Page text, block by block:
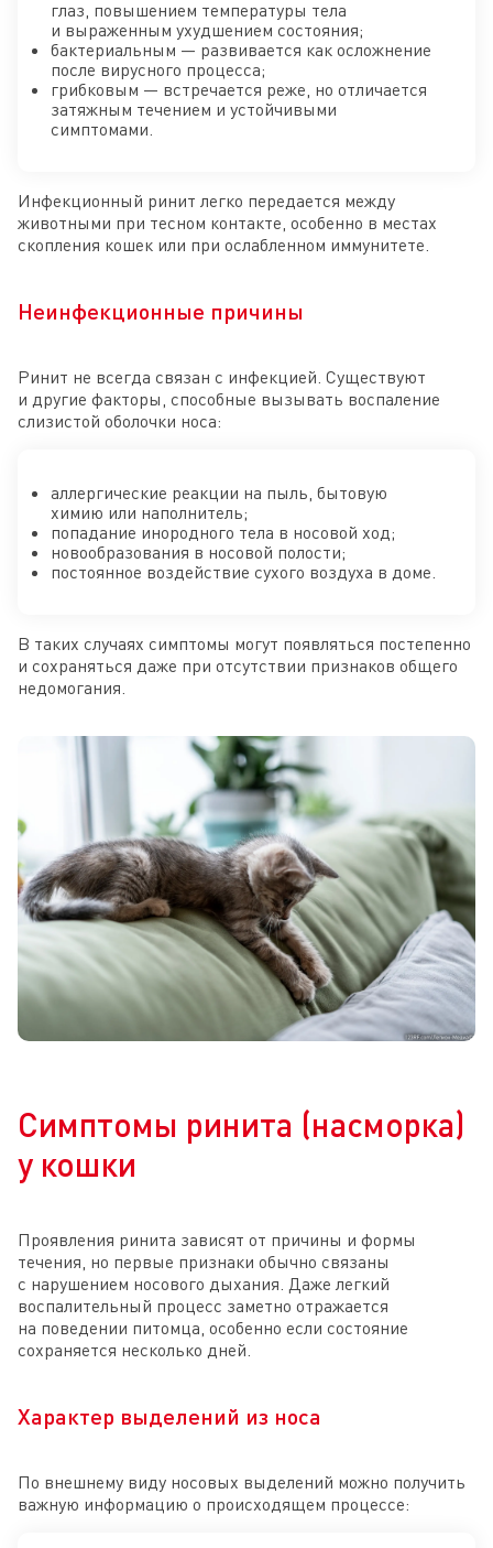
глаз, повышением температуры тела
и выраженным ухудшением состояния;
бактериальным — развивается как осложнение
после вирусного процесса;
грибковым — встречается реже, но отличается
затяжным течением и устойчивыми
симптомами.
Инфекционный ринит легко передается между
животными при тесном контакте, особенно в местах
скопления кошек или при ослабленном иммунитете.
Неинфекционные причины
Ринит не всегда связан с инфекцией. Существуют
и другие факторы, способные вызывать воспаление
слизистой оболочки носа:
аллергические реакции на пыль, бытовую
химию или наполнитель;
попадание инородного тела в носовой ход;
новообразования в носовой полости;
постоянное воздействие сухого воздуха в доме.
В таких случаях симптомы могут появляться постепенно
и сохраняться даже при отсутствии признаков общего
недомогания.
Симптомы ринита (насморка)
у кошки
Проявления ринита зависят от причины и формы
течения, но первые признаки обычно связаны
с нарушением носового дыхания. Даже легкий
воспалительный процесс заметно отражается
на поведении питомца, особенно если состояние
сохраняется несколько дней.
Характер выделений из носа
По внешнему виду носовых выделений можно получить
важную информацию о происходящем процессе: